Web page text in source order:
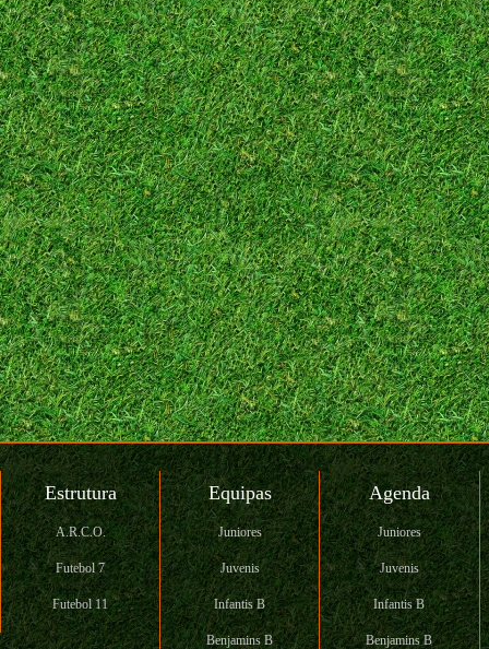
Estrutura
A.R.C.O.
Futebol 7
Futebol 11
Equipas
Juniores
Juvenis
Infantis B
Benjamins B
Agenda
Juniores
Juvenis
Infantis B
Benjamins B